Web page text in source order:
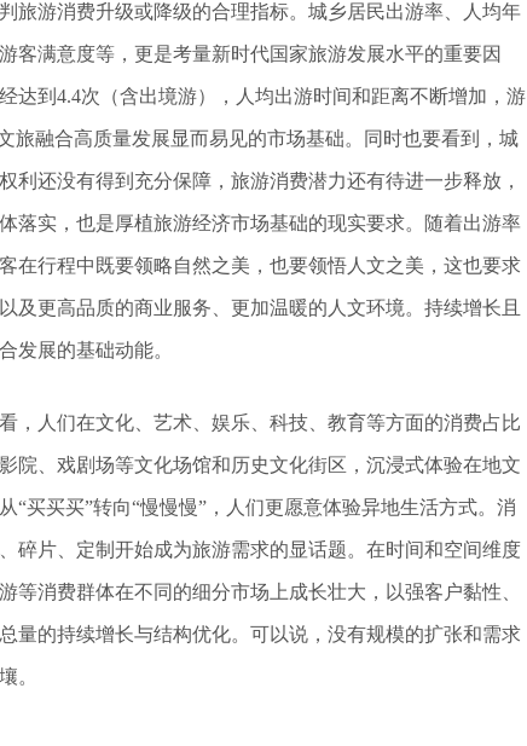
旅游消费升级或降级的合理指标。城乡居民出游率、人均年
客满意度等，更是考量新时代国家旅游发展水平的重要因
达到4.4次（含出境游），人均出游时间和距离不断增加，游
旅融合高质量发展显而易见的市场基础。同时也要看到，城
利还没有得到充分保障，旅游消费潜力还有待进一步释放，
落实，也是厚植旅游经济市场基础的现实要求。随着出游率
在行程中既要领略自然之美，也要领悟人文之美，这也要求
及更高品质的商业服务、更加温暖的人文环境。持续增长且
发展的基础动能。
，人们在文化、艺术、娱乐、科技、教育等方面的消费占比
院、戏剧场等文化场馆和历史文化街区，沉浸式体验在地文
“买买买”转向“慢慢慢”，人们更愿意体验异地生活方式。消
碎片、定制开始成为旅游需求的显话题。在时间和空间维度
等消费群体在不同的细分市场上成长壮大，以强客户黏性、
量的持续增长与结构优化。可以说，没有规模的扩张和需求
。